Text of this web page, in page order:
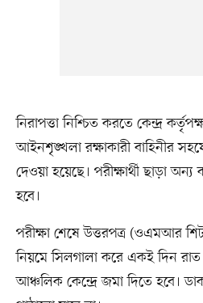
নিরাপত্তা নিশ্চিত করতে কেন্দ্র
আইনশৃঙ্খলা রক্ষাকারী বাহিনীর
দেওয়া হয়েছে। পরীক্ষার্থী ছাড়া অন্য
হবে।
পরীক্ষা শেষে উত্তরপত্র (ওএমআর
নিয়মে সিলগালা করে একই দিন রাত
আঞ্চলিক কেন্দ্রে জমা দিতে হবে।